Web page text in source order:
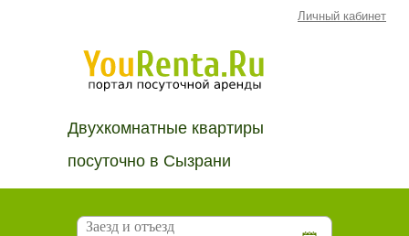
Личный кабинет
Двухкомнатные квартиры
посуточно в Сызрани
Заезд и отъезд